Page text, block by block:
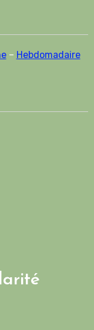
– Hebdomadaire